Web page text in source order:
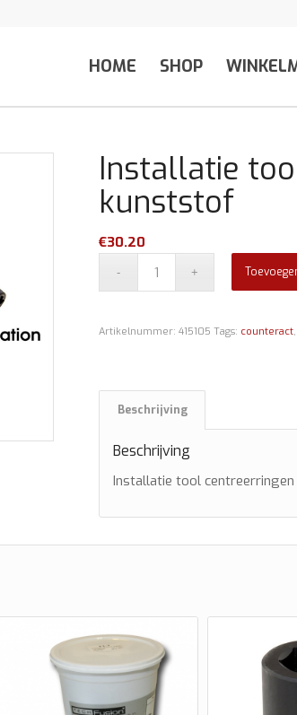
HOME SHOP
Installatie
kunststof
€30.20
Artikelnummer:415105 Tags: counteract
Beschrijving
Beschrijving
Installatie tool